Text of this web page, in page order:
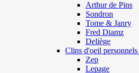
Arthur de Pins
Sondron
Tome & Janry
Fred Diamz
Deliège
Clins d'oeil
Zep
Lepage